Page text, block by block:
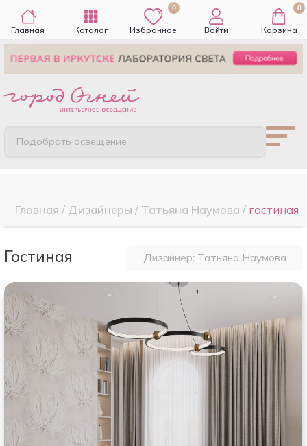
Главная Каталог
0
Избранное Войти
0
Корзина
Подобрать освещение
Главная / Дизайнеры / Татьяна Наумова / гостиная
гостиная Дизайнер: Татьяна Наумова